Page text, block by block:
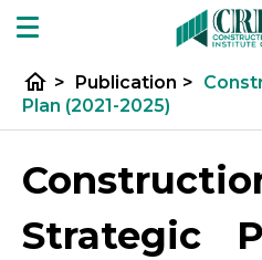
home > Publication >
Plan (2021-2025)
Strategic